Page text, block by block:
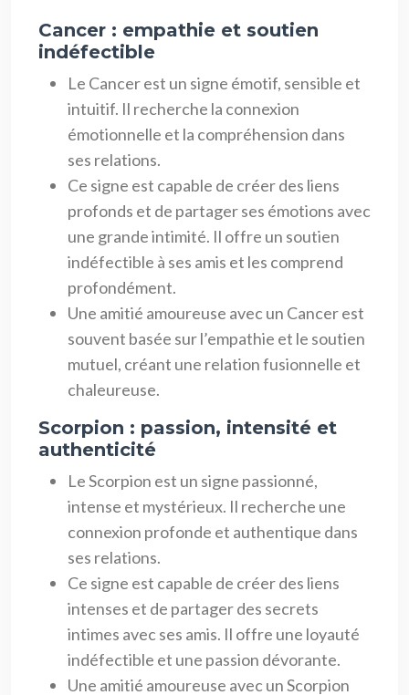
Cancer : empathie et soutien
indéfectible
Le Cancer est un signe émotif, sensible et
intuitif. Il recherche la connexion
émotionnelle et la compréhension dans
ses relations.
Ce signe est capable de créer des liens
profonds et de partager ses émotions avec
une grande intimité. Il offre un soutien
indéfectible à ses amis et les comprend
profondément.
Une amitié amoureuse avec un Cancer est
souvent basée sur l’empathie et le soutien
mutuel, créant une relation fusionnelle et
chaleureuse.
Scorpion : passion, intensité et
authenticité
Le Scorpion est un signe passionné,
intense et mystérieux. Il recherche une
connexion profonde et authentique dans
ses relations.
Ce signe est capable de créer des liens
intenses et de partager des secrets
intimes avec ses amis. Il offre une loyauté
indéfectible et une passion dévorante.
Une amitié amoureuse avec un Scorpion